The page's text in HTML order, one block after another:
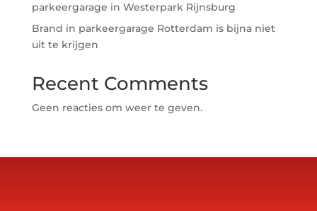
parkeergarage in Westerpark Rijnsburg
Brand in parkeergarage Rotterdam is bijna niet
uit te krijgen
Recent Comments
Geen reacties om weer te geven.